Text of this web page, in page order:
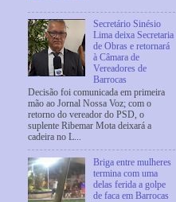
Secretário Sinésio
Lima deixa Secretaria
de Obras e retornará
à Câmara de
Vereadores de
Barrocas
Decisão foi comunicada em primeira
mão ao Jornal Nossa Voz; com o
retorno do vereador do PSD, o
suplente Ribemar Mota deixará a
cadeira no L...
Briga entre mulheres
termina com uma
delas ferida a golpe
de faca em Barrocas